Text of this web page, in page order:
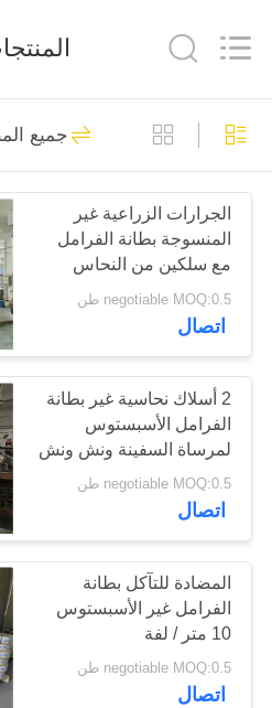
منزل،
بيت
منتجات
معلومات
جولة
المعمل
مراقبة
الجودة
اتصل
Friction
Materials
بطانة
المنسوجة
الأسبستوس
180
بطانة
الاسبستوس
20
لفة بطانة
المنسوجة
39
جميع
الجرارات الزراعية غير
المنسوجة بطانة الفرامل
مع سلكين من النحاس
الأصفر
negotiable MOQ:0.5 طن
اتصال
2 أسلاك نحاسية غير بطانة
الفرامل الأسبستوس
لمرساة السفينة ونش ونش
negotiable MOQ:0.5 طن
اتصال
المضادة للتآكل بطانة
الفرامل غير الأسبستوس
10 متر / لفة
negotiable MOQ:0.5 طن
اتصال